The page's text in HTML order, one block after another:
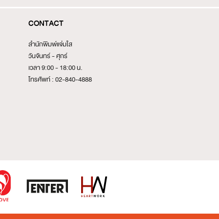
CONTACT
สำนักพิมพ์แจ่มใส
วันจันทร์ - ศุกร์
เวลา 9:00 - 18:00 น.
โทรศัพท์ : 02-840-4888